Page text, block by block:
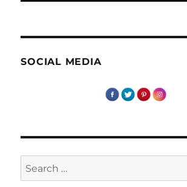
SOCIAL MEDIA
Search
for: